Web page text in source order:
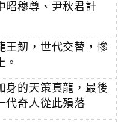
昭穆尊、尹秋君計
王魛，世代交替，慘
。
身的天策真龍，最後
代奇人從此殞落